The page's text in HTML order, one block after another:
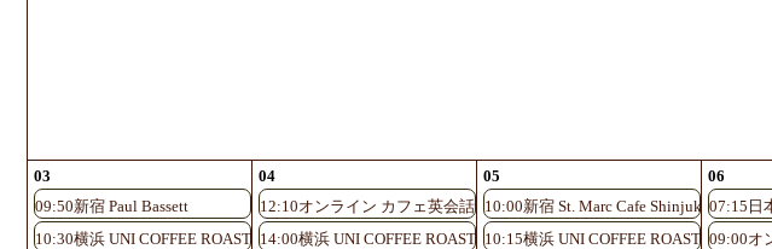
03
09:50新宿 Paul Bassett
10:30横浜 UNI COFFEE ROASTERY
04
12:10オンライン カフェ英会話♪
14:00横浜 UNI COFFEE ROASTERY
05
10:00新宿 St. Marc Cafe Shinjuku
10:15横浜 UNI COFFEE ROASTERY
06
07:15日
09:00オ